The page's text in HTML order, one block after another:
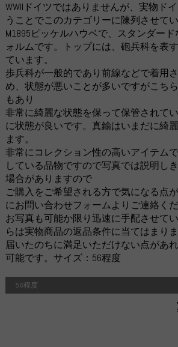
WWIIドイツではありませんが、実物ド
うことでこのカテゴリーに陳列させてい
M1895ピッケルハウベで、スタンダー
ォルムです。トップには、砲兵科を表
ています。
歩兵科が一般的であり前線などで着用
め、状態が悪いことが多いですがこち
もあり
非常に綺麗な状態を保って保管されて
に状態が良いです。真鍮はいまだに綺
ます。
非常にコレクション性の高いアイテム
している品物ですので写真では説明し
場合がありますので
ご購入をご希望される方で気になる点
にお問い合わせフォームよりご連絡く
お写真も可能か限り迅速に手配させて
らは実物商品の返品条件に当てはまり
届いたのちに満足いただけない点があ
可能です。サイズ：56程度
56程度